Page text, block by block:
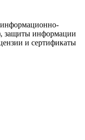
информационно-
защиты информации
и сертификаты